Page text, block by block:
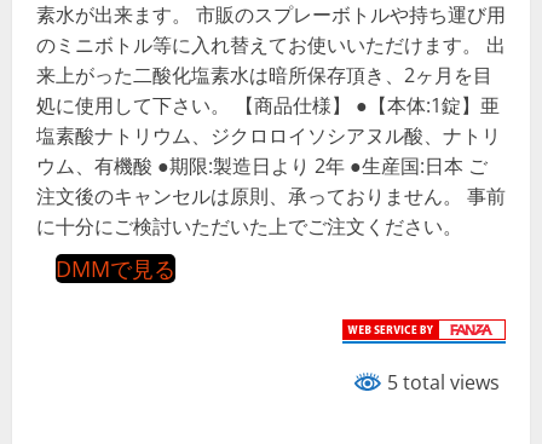
素水が出来ます。 市販のスプレーボトルや持ち運び用
のミニボトル等に入れ替えてお使いいただけます。 出
来上がった二酸化塩素水は暗所保存頂き、2ヶ月を目
処に使用して下さい。 【商品仕様】 ●【本体:1錠】亜
塩素酸ナトリウム、ジクロロイソシアヌル酸、ナトリ
ウム、有機酸 ●期限:製造日より 2年 ●生産国:日本 ご
注文後のキャンセルは原則、承っておりません。 事前
に十分にご検討いただいた上でご注文ください。
DMMで見る
5 total views